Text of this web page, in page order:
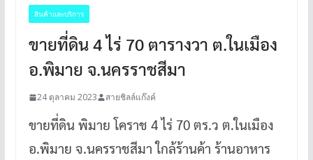
สินค้าและบริการ
ขายที่ดิน 4 ไร่ 70 ตารางวา ต.ในเมือง
อ.พิมาย จ.นครราชสีมา
24 ตุลาคม 2023 สายชิลล์แก๊งค์
ขายที่ดิน พิมาย โคราช 4 ไร่ 70 ตร.ว ต.ในเมือง
อ.พิมาย จ.นครราชสีมา ใกล้ร้านค้า ร้านอาหาร